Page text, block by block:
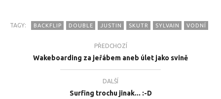
TEĎ PROHLÍŽENÉ
TAGY: BACKFLIP DOUBLE JUSTIN SKUTR SYLVAIN VODNÍ
PŘEDCHOZÍ
Wakeboarding za jeřábem aneb úlet jako svině
DALŠÍ
Surfing trochu jinak... :-D